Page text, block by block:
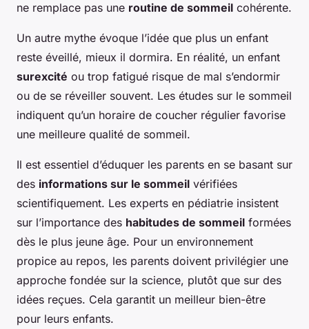
ne remplace pas une routine de sommeil cohérente.
Un autre mythe évoque l’idée que plus un enfant
reste éveillé, mieux il dormira. En réalité, un enfant
surexcité ou trop fatigué risque de mal s’endormir
ou de se réveiller souvent. Les études sur le sommeil
indiquent qu’un horaire de coucher régulier favorise
une meilleure qualité de sommeil.
Il est essentiel d’éduquer les parents en se basant sur
des informations sur le sommeil vérifiées
scientifiquement. Les experts en pédiatrie insistent
sur l’importance des habitudes de sommeil formées
dès le plus jeune âge. Pour un environnement
propice au repos, les parents doivent privilégier une
approche fondée sur la science, plutôt que sur des
idées reçues. Cela garantit un meilleur bien-être
pour leurs enfants.